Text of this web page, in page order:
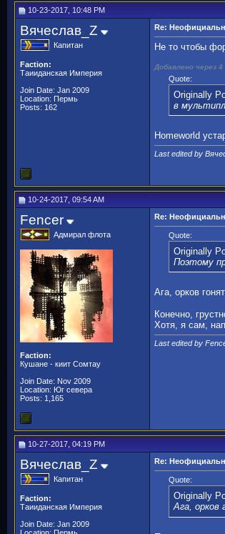
10-23-2017, 10:48 PM
Вячеслав_Z
Капитан
Faction:
Таииданская Империя
Join Date: Jan 2009
Location: Пермь
Posts: 162
Re:
Не то чтобы
Добавлено через
Quote:
Originally
в
Homeworld
Last edited by
10-24-2017, 09:54 AM
Fencer
Адмирал флота
Faction:
Кушане - киит Сомтау
Join Date: Nov 2009
Location: Юг севера
Posts: 1,165
Re:
Quote:
Originally
Поэтому
Ага, орков
Конечно,
Хотя, я сам,
Last edited by
10-27-2017, 04:19 PM
Вячеслав_Z
Капитан
Faction:
Таииданская Империя
Join Date: Jan 2009
Re:
Quote:
Originally
Ага, орков